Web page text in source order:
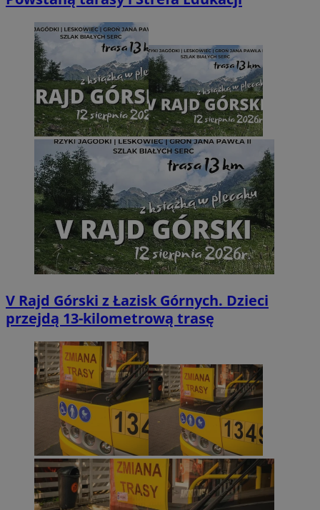
V Rajd Górski z Łazisk Górnych. Dzieci
przejdą 13-kilometrową trasę